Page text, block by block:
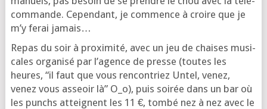
com­mande. Cepen­dant, je com­mence à croire que je
m’y ferai jamais…
Repas du soir à proxi­mi­té, avec un jeu de chaises musi­
cales orga­ni­sé par l’a­gence de presse (toutes les
heures, “il faut que vous ren­con­triez Untel, venez,
venez vous asseoir là” O_o), puis soi­rée dans un bar où
les punchs atteignent les 11 €, tom­bé nez à nez avec le